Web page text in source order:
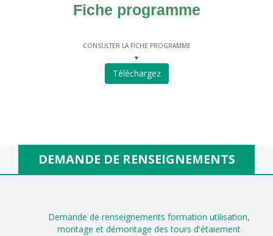
Fiche programme
CONSULTER LA FICHE PROGRAMME
▼
Téléchargez
DEMANDE DE RENSEIGNEMENTS
Demande de renseignements formation utilisation,
montage et démontage des tours d'étaiement